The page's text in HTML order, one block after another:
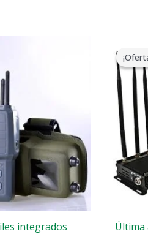
integrados Última